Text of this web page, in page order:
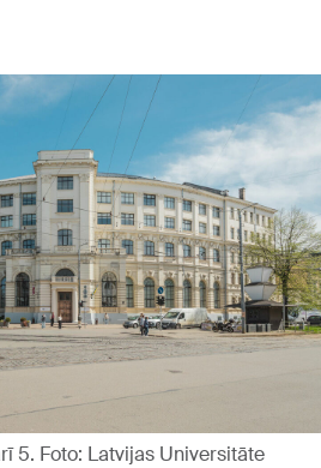
5. Foto: Latvijas Universitāte